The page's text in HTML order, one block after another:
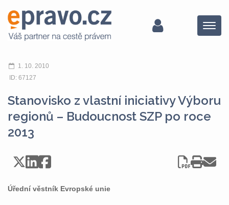
Menu
1. 10. 2010
ID: 67127
Stanovisko z vlastní iniciativy Výboru
regionů – Budoucnost SZP po roce
2013
Úřední věstník Evropské unie